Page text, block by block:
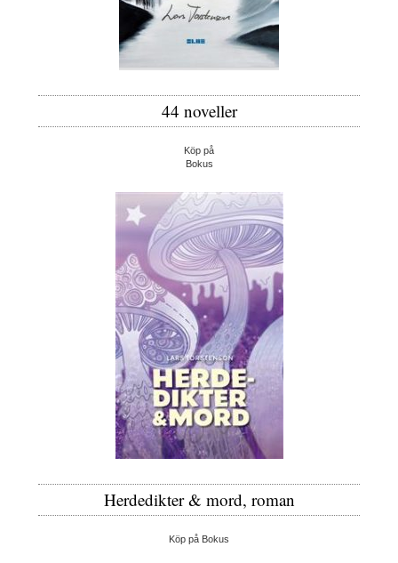
44 noveller
Köp på
Bokus
Herdedikter & mord, roman
Köp på Bokus